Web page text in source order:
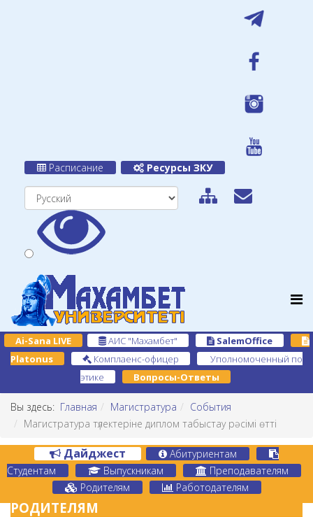
Расписание Ресурсы ЗКУ
Ai-Sana LIVE АИС "Махамбет"
SalemOffice
Platonus
Комплаенс-офицер
Уполномоченный по
этике
Вопросы-Ответы
Вы здесь: Главная Магистратура
События
Магистратура түлектеріне диплом табыстау рәсімі өтті
Дайджест
Абитуриентам
Студентам
Выпускникам
Преподавателям
Родителям
Работодателям
РОДИТЕЛЯМ